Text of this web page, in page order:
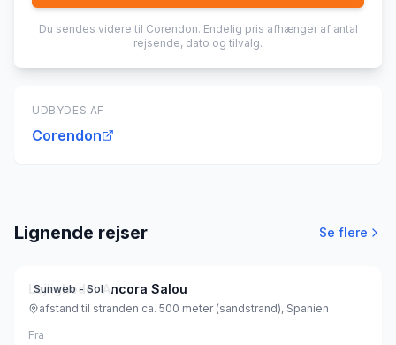
Du sendes videre til Corendon. Endelig pris afhænger af antal
rejsende, dato og tilvalg.
UDBYDES AF
Corendon
Lignende rejser Se flere
Sunweb - Sol
Lejligheder Ancora Salou
afstand til stranden ca. 500 meter (sandstrand), Spanien
Fra